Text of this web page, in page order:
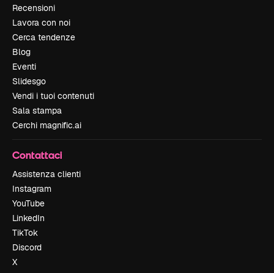
Recensioni
Lavora con noi
Cerca tendenze
Blog
Eventi
Slidesgo
Vendi i tuoi contenuti
Sala stampa
Cerchi magnific.ai
Contattaci
Assistenza clienti
Instagram
YouTube
LinkedIn
TikTok
Discord
X